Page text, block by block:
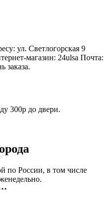
ул. Светлогорская 9
магазин: 24ulsa Почта:
заказа.
300р до двери.
по России, в том числе